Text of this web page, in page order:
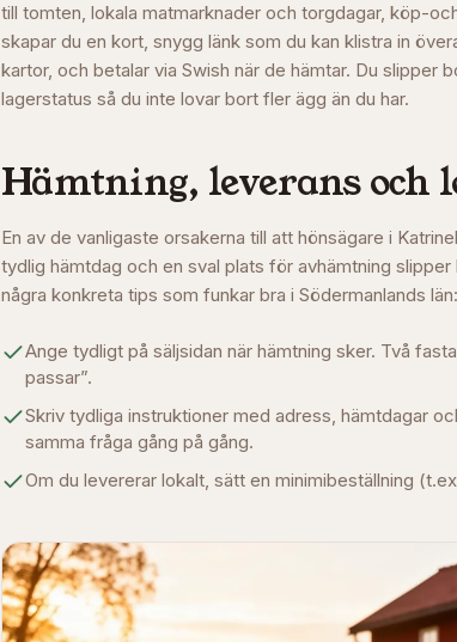
till tomten, lokala matmarknader och torgdagar, köp-
skapar du en kort, snygg länk som du kan klistra in
kartor, och betalar via Swish när de hämtar. Du slipper
lagerstatus så du inte lovar bort fler ägg än du har.
Hämtning, leverans och
En av de vanligaste orsakerna till att hönsägare i
tydlig hämtdag och en sval plats för avhämtning
några konkreta tips som funkar bra i Södermanlands län:
Ange tydligt på säljsidan när hämtning sker. Två
passar”.
Skriv tydliga instruktioner med adress, hämtdagar
samma fråga gång på gång.
Om du levererar lokalt, sätt en minimibeställning